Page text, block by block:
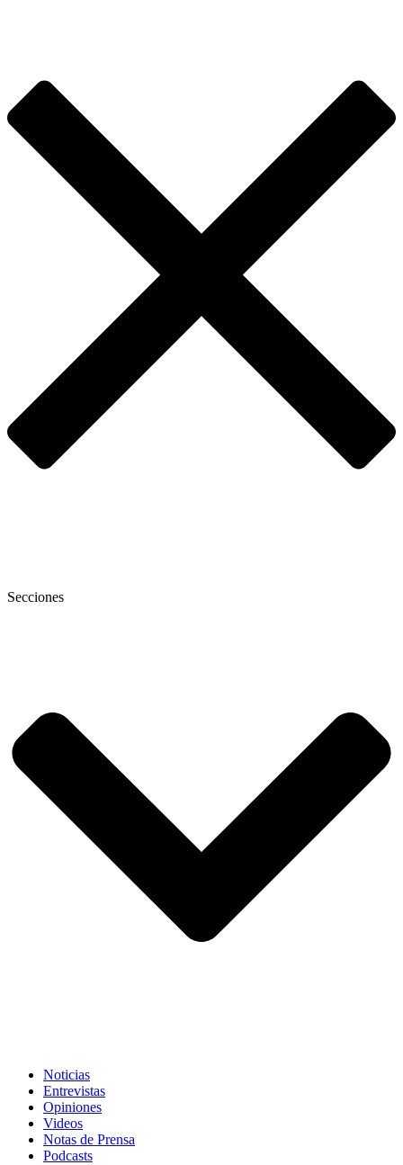
Secciones
Noticias
Entrevistas
Opiniones
Videos
Notas de Prensa
Podcasts